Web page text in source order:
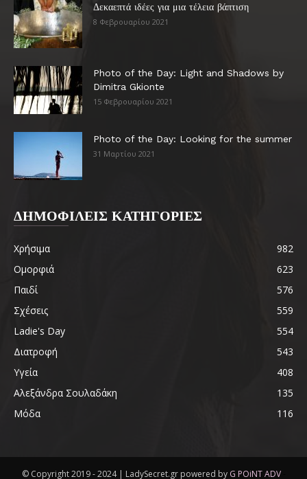
Δεκαεπτά ιδέες για μια τέλεια βάπτιση
8 Φεβρουαρίου 2021
Photo of the Day: Light and Shadows by
Dimitra Gkionte
15 Φεβρουαρίου 2021
Photo of the Day: Looking for the summer
31 Μαρτίου 2021
ΔΗΜΟΦΙΛΕΙΣ ΚΑΤΗΓΟΡΙΕΣ
Χρήσιμα
982
Ομορφιά
623
Παιδί
576
Σχέσεις
559
Ladie's Day
554
Διατροφή
543
Υγεία
408
Αλεξάνδρα Σουλαδάκη
135
Μόδα
116
© Copyright 2019 - 2024 | LadySecret.gr powered by G POiNT ADV